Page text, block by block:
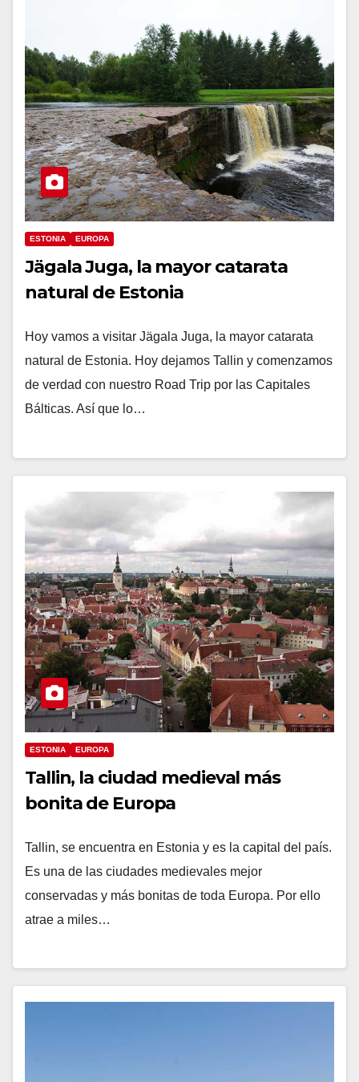
ESTONIA EUROPA
Jägala Juga, la mayor catarata
natural de Estonia
Hoy vamos a visitar Jägala Juga, la mayor catarata
natural de Estonia. Hoy dejamos Tallin y comenzamos
de verdad con nuestro Road Trip por las Capitales
Bálticas. Así que lo…
ESTONIA EUROPA
Tallin, la ciudad medieval más
bonita de Europa
Tallin, se encuentra en Estonia y es la capital del país.
Es una de las ciudades medievales mejor
conservadas y más bonitas de toda Europa. Por ello
atrae a miles…